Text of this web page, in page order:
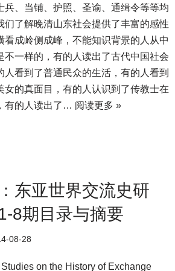
兵、当铺、护照、圣谕、通缉令等等均
们了解晚清山东社会提供了丰富的感性
看成岭侧成峰，不能知识背景的人从中
不一样的，有的人读出了古代中国社会
人看到了普通民众的生活，有的人看到
女的真面目，有的人认识到了传教士在
有的人读出了… 阅读更多 »
：东亚世界交流史研
8期目录与摘要
08-28
on the History of Exchange